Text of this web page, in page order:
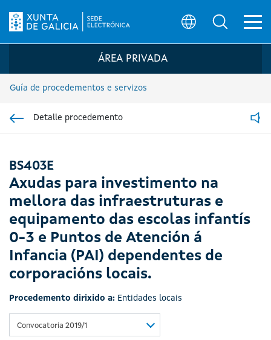
Logo da Sede electrónica da Xunta de
ÁREA PRIVADA
Guía de procedementos e servizos
Detalle procedemento
BS403E
Axudas para investimento na
mellora das infraestruturas e
equipamento das escolas infantís
0-3 e Puntos de Atención á
Infancia (PAI) dependentes de
corporacións locais.
Procedemento dirixido a: Entidades locais
Convocatoria 2019/1